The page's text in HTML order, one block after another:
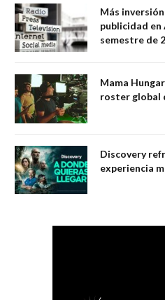
Más
publicidad
semestre de
Mama
roster global
Discovery
experiencia